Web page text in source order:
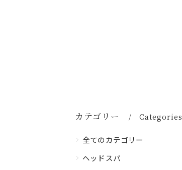
カテゴリー Categories
全てのカテゴリー
ヘッドスパ